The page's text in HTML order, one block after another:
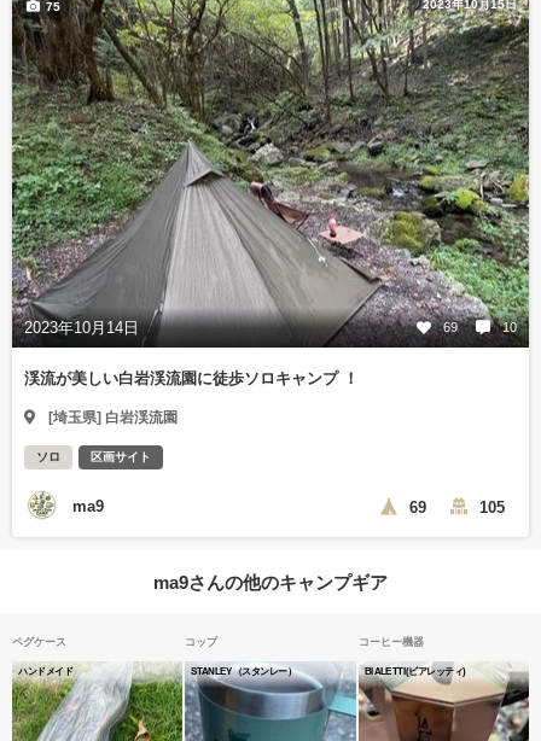
2023年10月15日
2023年10月14日 69 10
75
渓流が美しい白岩渓流園に徒歩ソロキャンプ ！
[埼玉県] 白岩渓流園
ソロ 区画サイト
ma9 69 105
ma9さんの他のキャンプギア
ペグケース
ハンドメイド
コップ
STANLEY（スタンレー）
コーヒー機器
BIALETTI(ビアレッティ)